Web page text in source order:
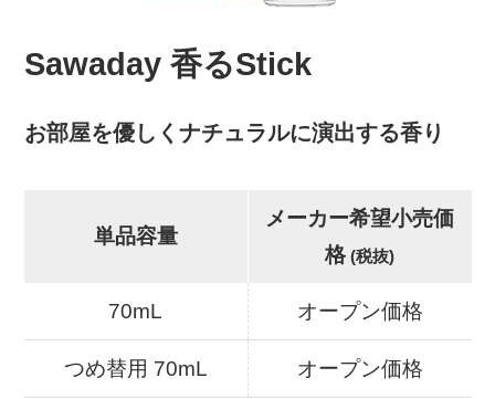
Sawaday 香るStick
お部屋を優しくナチュラルに演出する香り
単品容量
メーカー希望小売価
格(税抜)
70mL オープン価格
つめ替用 70mL オープン価格